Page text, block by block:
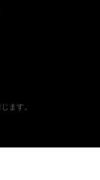
ます。